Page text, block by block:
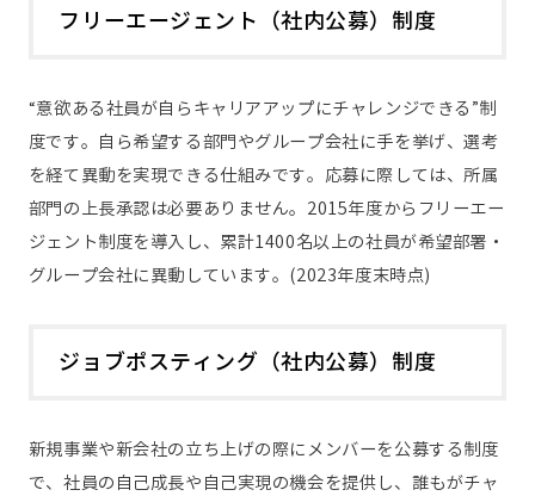
フリーエージェント（社内公募）制度
“意欲ある社員が自らキャリアアップにチャレンジできる”制
度です。自ら希望する部門やグループ会社に手を挙げ、選考
を経て異動を実現できる仕組みです。応募に際しては、所属
部門の上長承認は必要ありません。2015年度からフリーエー
ジェント制度を導入し、累計1400名以上の社員が希望部署・
グループ会社に異動しています。(2023年度末時点)
ジョブポスティング（社内公募）制度
新規事業や新会社の立ち上げの際にメンバーを公募する制度
で、社員の自己成長や自己実現の機会を提供し、誰もがチャ